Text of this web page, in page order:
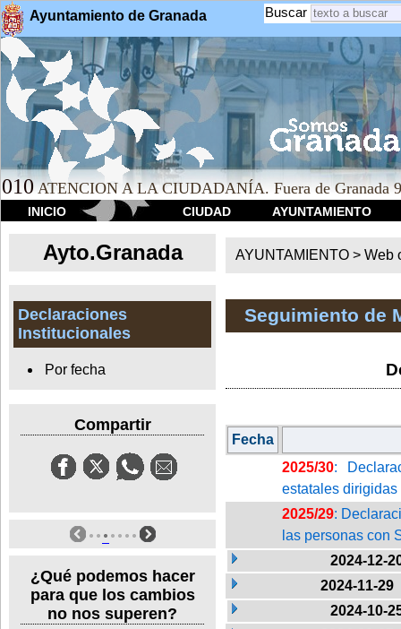
Ayuntamiento de Granada Buscar
010 ATENCION A LA CIUDADANÍA. Fuera de Granada
INICIO CIUDAD AYUNTAMIENTO
Ayto.Granada
Declaraciones
Institucionales
Por fecha
Compartir
¿Qué podemos hacer
para que los cambios
no nos superen?
AYUNTAMIENTO > Web
Seguimiento de
Fecha
2025/30:
estatales
2025/29:
las personas con
2024-12-
2024-11-29
2024-10-